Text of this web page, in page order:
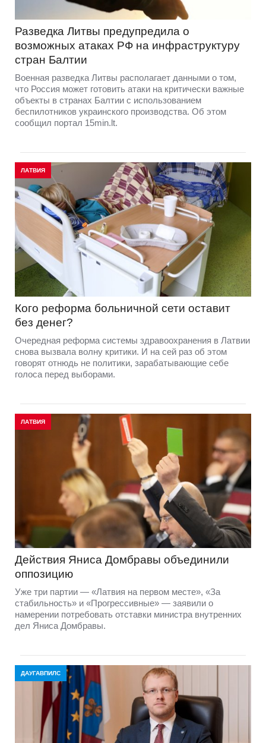
Разведка Литвы предупредила о
возможных атаках РФ на инфраструктуру
стран Балтии
Военная разведка Литвы располагает данными о том,
что Россия может готовить атаки на критически важные
объекты в странах Балтии с использованием
беспилотников украинского производства. Об этом
сообщил портал 15min.lt.
ЛАТВИЯ
Кого реформа больничной сети оставит
без денег?
Очередная реформа системы здравоохранения в Латвии
снова вызвала волну критики. И на сей раз об этом
говорят отнюдь не политики, зарабатывающие себе
голоса перед выборами.
ЛАТВИЯ
Действия Яниса Домбравы объединили
оппозицию
Уже три партии — «Латвия на первом месте», «За
стабильность» и «Прогрессивные» — заявили о
намерении потребовать отставки министра внутренних
дел Яниса Домбравы.
ДАУГАВПИЛС